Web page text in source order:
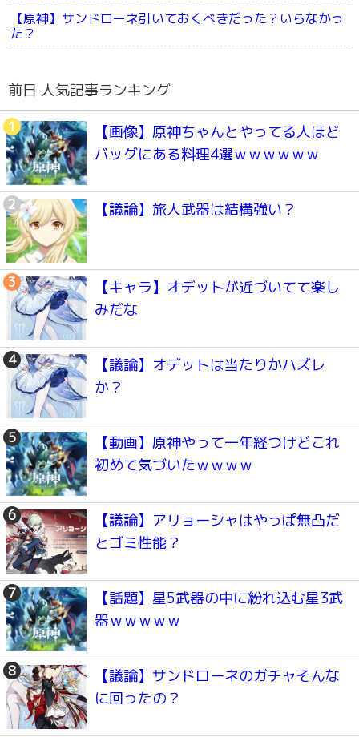
【原神】サンドローネ引いておくべきだった？いらなかっ
た？
前日 人気記事ランキング
【画像】原神ちゃんとやってる人ほど
バッグにある料理4選ｗｗｗｗｗｗ
【議論】旅人武器は結構強い？
【キャラ】オデットが近づいてて楽し
みだな
【議論】オデットは当たりかハズレ
か？
【動画】原神やって一年経つけどこれ
初めて気づいたｗｗｗｗ
【議論】アリョーシャはやっぱ無凸だ
とゴミ性能？
【話題】星5武器の中に紛れ込む星3武
器ｗｗｗｗｗ
【議論】サンドローネのガチャそんな
に回ったの？